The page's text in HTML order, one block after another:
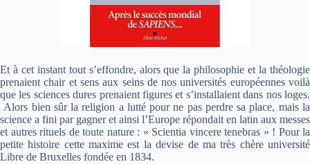
Et à cet instant tout s’effondre, alors que la philosophie et la théologie
prenaient chair et sens aux seins de nos universités européennes voilà
que les sciences dures prenaient figures et s’installaient dans nos loges.
Alors bien sûr la religion a lutté pour ne pas perdre sa place, mais la
science a fini par gagner et ainsi l’Europe répondait en latin aux messes
et autres rituels de toute nature : « Scientia vincere tenebras » ! Pour la
petite histoire cette maxime est la devise de ma très chère université
Libre de Bruxelles fondée en 1834.